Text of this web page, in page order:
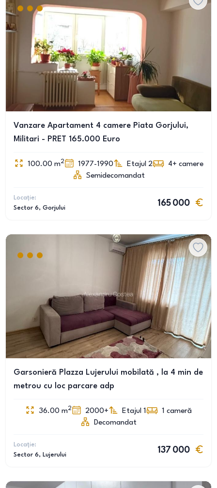
Vanzare Apartament 4 camere Piata Gorjului,
Militari - PRET 165.000 Euro
100.00 m2 1977-1990 Etajul 2 4+ camere
Semidecomandat
Locație:
Sector 6, Gorjului
165 000
Garsonieră Plazza Lujerului mobilată , la 4 min de
metrou cu loc parcare adp
36.00 m2 2000+ Etajul 1 1 cameră
Decomandat
Locație:
Sector 6, Lujerului
137 000